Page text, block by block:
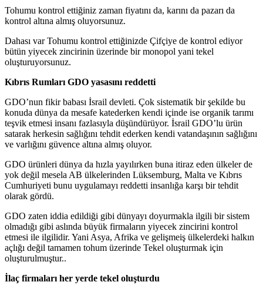
Tohumu kontrol ettiğiniz zaman fiyatını da, karını da pazarı da
kontrol altına almış oluyorsunuz.
Dahası var Tohumu kontrol ettiğinizde Çifçiye de kontrol ediyor
bütün yiyecek zincirinin üzerinde bir monopol yani tekel
oluşturuyorsunuz.
Kıbrıs Rumları GDO yasasını reddetti
GDO’nun fikir babası İsrail devleti. Çok sistematik bir şekilde bu
konuda dünya da mesafe katederken kendi içinde ise organik tarımı
teşvik etmesi insanı fazlasıyla düşündürüyor. İsrail GDO’lu ürün
satarak herkesin sağlığını tehdit ederken kendi vatandaşının sağlığını
ve varlığını güvence altına almış oluyor.
GDO ürünleri dünya da hızla yayılırken buna itiraz eden ülkeler de
yok değil mesela AB ülkelerinden Lüksemburg, Malta ve Kıbrıs
Cumhuriyeti bunu uygulamayı reddetti insanlığa karşı bir tehdit
olarak gördü.
GDO zaten iddia edildiği gibi dünyayı doyurmakla ilgili bir sistem
olmadığı gibi aslında büyük firmaların yiyecek zincirini kontrol
etmesi ile ilgilidir. Yani Asya, Afrika ve gelişmeiş ülkelerdeki halkın
açlığı değil tamamen tohum üzerinde Tekel oluşturmak için
oluşturulmuştur..
İlaç firmaları her yerde tekel oluşturdu